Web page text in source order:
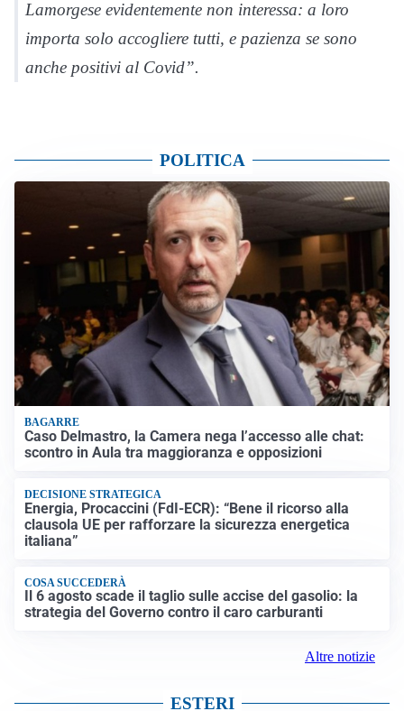
Lamorgese evidentemente non interessa: a loro
importa solo accogliere tutti, e pazienza se sono
anche positivi al Covid”.
POLITICA
BAGARRE
Caso Delmastro, la Camera nega l’accesso alle chat:
scontro in Aula tra maggioranza e opposizioni
DECISIONE STRATEGICA
Energia, Procaccini (FdI-ECR): “Bene il ricorso alla
clausola UE per rafforzare la sicurezza energetica
italiana”
COSA SUCCEDERÀ
Il 6 agosto scade il taglio sulle accise del gasolio: la
strategia del Governo contro il caro carburanti
Altre notizie
ESTERI